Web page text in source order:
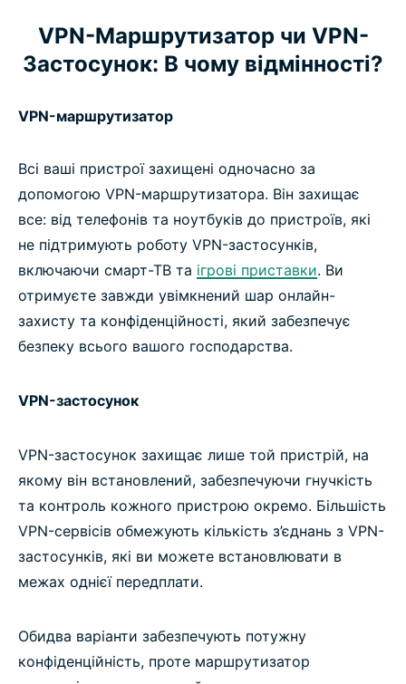
VPN-Маршрутизатор чи VPN-
Застосунок: В чому відмінності?
VPN-маршрутизатор
Всі ваші пристрої захищені одночасно за
допомогою VPN-маршрутизатора. Він захищає
все: від телефонів та ноутбуків до пристроїв, які
не підтримують роботу VPN-застосунків,
включаючи смарт-ТВ та ігрові приставки. Ви
отримуєте завжди увімкнений шар онлайн-
захисту та конфіденційності, який забезпечує
безпеку всього вашого господарства.
VPN-застосунок
VPN-застосунок захищає лише той пристрій, на
якому він встановлений, забезпечуючи гнучкість
та контроль кожного пристрою окремо. Більшість
VPN-сервісів обмежують кількість з’єднань з VPN-
застосунків, які ви можете встановлювати в
межах однієї передплати.
Обидва варіанти забезпечують потужну
конфіденційність, проте маршрутизатор